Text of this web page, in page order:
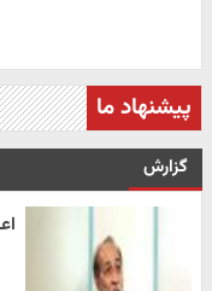
پیشنهاد ما
گزارش